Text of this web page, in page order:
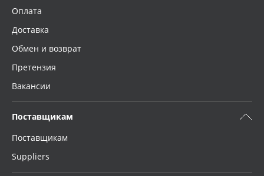
Оплата
Доставка
Обмен и возврат
Претензия
Вакансии
Поставщикам
Поставщикам
Suppliers